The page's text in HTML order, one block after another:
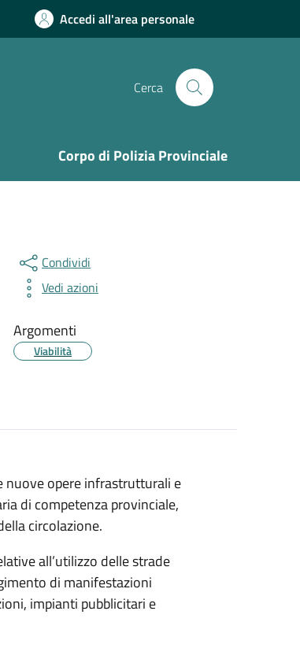
Accedi all'area personale
Cerca
Corpo di Polizia Provinciale
Condividi
Vedi azioni
Argomenti
Viabilità
nuove opere infrastrutturali e
di competenza provinciale,
circolazione.
all’utilizzo delle strade
di manifestazioni
impianti pubblicitari e